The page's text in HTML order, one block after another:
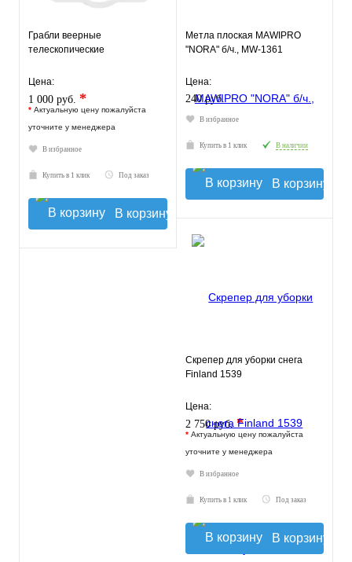
Грабли веерные
телескопические
Цена:
1 000 руб. *
* Актуальную цену пожалуйста
уточните у менеджера
В избранное
Купить в 1 клик Под заказ
В корзину
Метла плоская MAWIPRO
"NORA" б/ч., MW-1361
Цена:
240 руб.
В избранное
Купить в 1 клик В наличии
В корзину
Скрепер для уборки снега
Finland 1539
Цена:
2 750 руб. *
* Актуальную цену пожалуйста
уточните у менеджера
В избранное
Купить в 1 клик Под заказ
В корзину